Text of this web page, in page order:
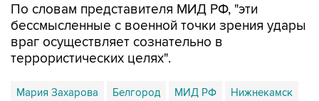
По словам представителя МИД РФ, "эти
бессмысленные с военной точки зрения удары
враг осуществляет сознательно в
террористических целях".
Мария Захарова Белгород МИД РФ Нижнекамск